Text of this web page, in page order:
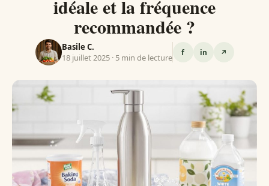
idéale et la fréquence
recommandée ?
Basile C.
18 juillet 2025 · 5 min de lecture
f in ↗